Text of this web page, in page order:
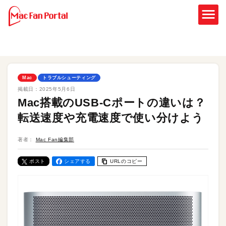
Mac トラブルシューティング
掲載日： 2025年5月6日
Mac搭載のUSB-Cポートの違いは？
転送速度や充電速度で使い分けよう
著者： Mac Fan編集部
ポスト シェアする URLのコピー